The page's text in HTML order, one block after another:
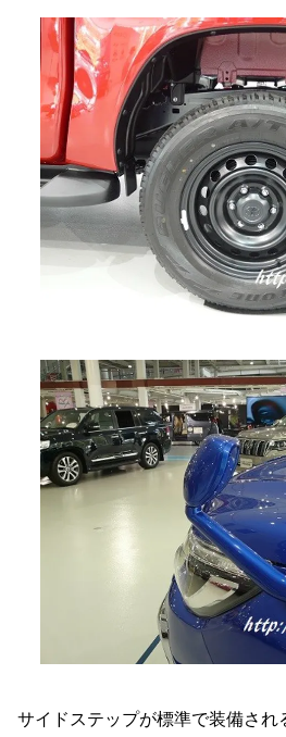
サイドステップが標準で装備され